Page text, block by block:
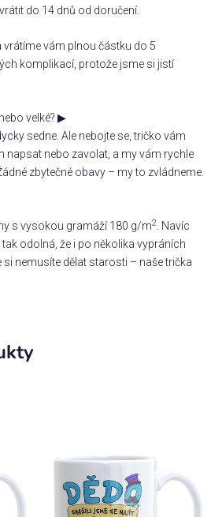
do 14 dnů od doručení.
vám plnou částku do 5
komplikací, protože jsme si jistí
velké? ▶
sedne. Ale nebojte se, tričko vám
napsat nebo zavolat, a my vám rychle
zbytečné obavy – my to zvládneme.
s vysokou gramáží 180 g/m2
. Navíc
odolná, že i po několika vypráních
si nemusíte dělat starosti – naše trička